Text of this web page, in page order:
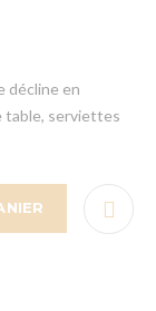
décline en
table, serviettes